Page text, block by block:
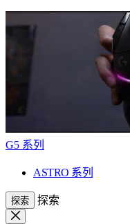
G5 系列
ASTRO 系列
探索 探索